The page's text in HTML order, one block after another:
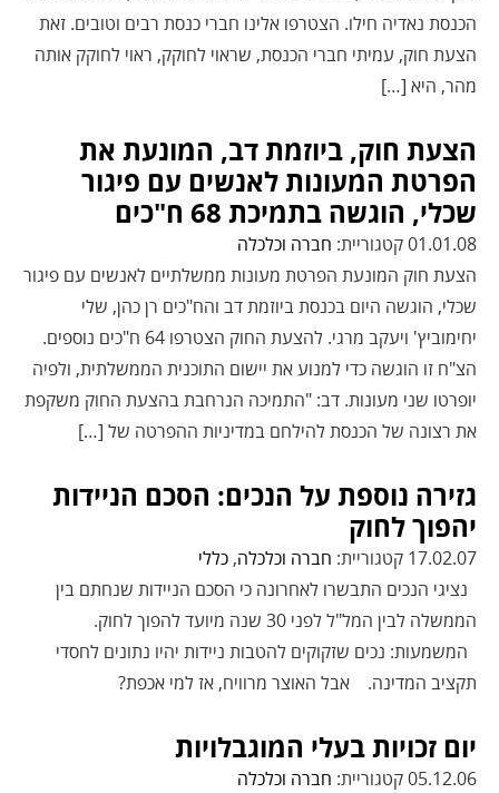
הכנסת נאדיה חילו. הצטרפו אלינו חברי כנסת רבים וטובים. זאת
הצעת חוק, עמיתי חברי הכנסת, שראוי לחוקק, ראוי לחוקק אותה
מהר, היא […]
הצעת חוק, ביוזמת דב, המונעת את
הפרטת המעונות לאנשים עם פיגור
שכלי, הוגשה בתמיכת 68 ח"כים
01.01.08 קטגוריית:
חברה וכלכלה
הצעת חוק המונעת הפרטת מעונות ממשלתיים לאנשים עם פיגור
שכלי, הוגשה היום בכנסת ביוזמת דב והח"כים רן כהן, שלי
יחימוביץ' ויעקב מרגי. להצעת החוק הצטרפו 64 ח"כים נוספים.
הצ"ח זו הוגשה כדי למנוע את יישום התוכנית הממשלתית, ולפיה
יופרטו שני מעונות. דב: "התמיכה הנרחבת בהצעת החוק משקפת
את רצונה של הכנסת להילחם במדיניות ההפרטה של […]
גזירה נוספת על הנכים: הסכם הניידות
יהפוך לחוק
17.02.07 קטגוריית: חברה וכלכלה, כללי
נציגי הנכים התבשרו לאחרונה כי הסכם הניידות שנחתם בין
הממשלה לבין המל"ל לפני 30 שנה מיועד להפוך לחוק.
המשמעות: נכים שזקוקים להטבות ניידות יהיו נתונים לחסדי
תקציב המדינה. אבל האוצר מרוויח, אז למי אכפת?
יום זכויות בעלי המוגבלויות
05.12.06 קטגוריית:
חברה וכלכלה